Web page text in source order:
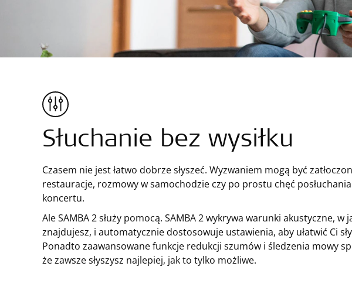
Słuchanie bez wysiłku
Czasem nie jest łatwo dobrze słyszeć. Wyzwaniem mogą być
restauracje, rozmowy w samochodzie czy po prostu chęć posłuchania
koncertu.
Ale SAMBA 2 służy pomocą. SAMBA 2 wykrywa warunki akustyczne, w
znajdujesz, i automatycznie dostosowuje ustawienia, aby ułatwić Ci
Ponadto zaawansowane funkcje redukcji szumów i śledzenia mowy
że zawsze słyszysz najlepiej, jak to tylko możliwe.